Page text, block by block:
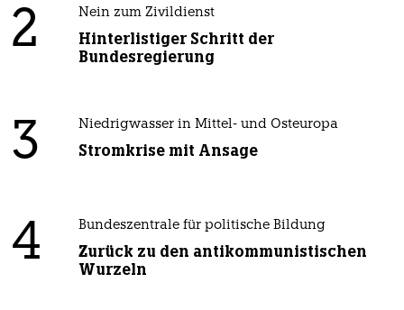
2 Nein zum Zivildienst
Hinterlistiger Schritt der
Bundesregierung
3 Niedrigwasser in Mittel- und Osteuropa
Stromkrise mit Ansage
4 Bundeszentrale für politische Bildung
Zurück zu den antikommunistischen
Wurzeln